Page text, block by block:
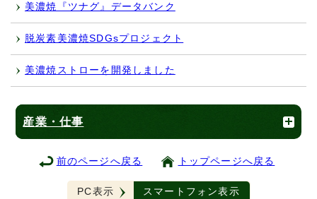
美濃焼『ツナグ』データバンク
脱炭素美濃焼SDGsプロジェクト
美濃焼ストローを開発しました
産業・仕事
前のページへ戻る トップページへ戻る
PC表示 スマートフォン表示